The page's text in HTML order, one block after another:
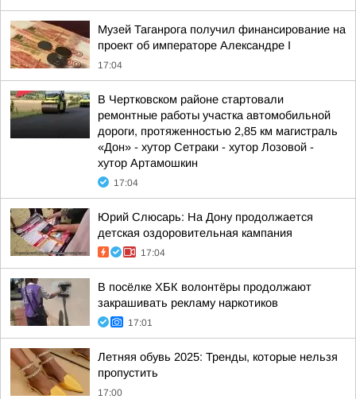
Музей Таганрога получил финансирование на
проект об императоре Александре I
17:04
В Чертковском районе стартовали
ремонтные работы участка автомобильной
дороги, протяженностью 2,85 км магистраль
«Дон» - хутор Сетраки - хутор Лозовой -
хутор Артамошкин
17:04
Юрий Слюсарь: На Дону продолжается
детская оздоровительная кампания
17:04
В посёлке ХБК волонтёры продолжают
закрашивать рекламу наркотиков
17:01
Летняя обувь 2025: Тренды, которые нельзя
пропустить
17:00